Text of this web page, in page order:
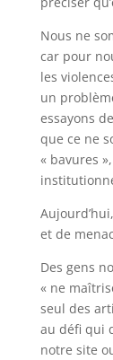
Nous ne
car pour
les
un
essayons
que ce ne
« bavures
et de
Des gens
« ne
seul des
au défi qui
notre site